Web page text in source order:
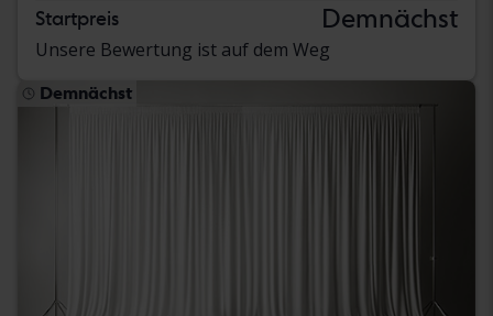
Startpreis Demnächst
Unsere Bewertung ist auf dem Weg
Demnächst